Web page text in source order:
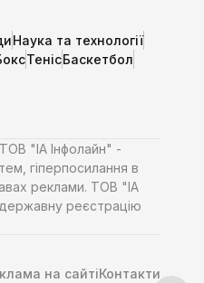
Наука та технології
ТенісБаскетбол
"ІА Інфолайн" -
гіперпосилання в
реклами. ТОВ "ІА
державну реєстрацію
на сайтіКонтакти